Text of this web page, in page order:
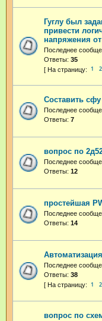
Гуглу был
привести
напряжения
Последнее
Ответы: 35
1 2
Составить
Последнее
Ответы: 7
вопрос по
Последнее
Ответы: 12
простейшая
Последнее
Ответы: 14
Последнее
Ответы: 38
1 2
вопрос по